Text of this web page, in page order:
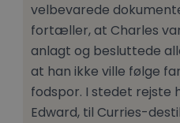
velbevarede
fortæller, at Charles
anlagt og besluttede
at han ikke ville følge
fodspor. I stedet rejste
Edward, til Curries-